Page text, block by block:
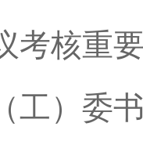
考核重
工）委